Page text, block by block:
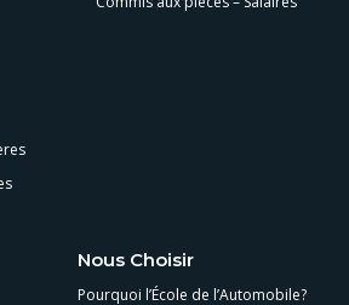
Nous Choisir
Pourquoi l’École de l’Automobile?